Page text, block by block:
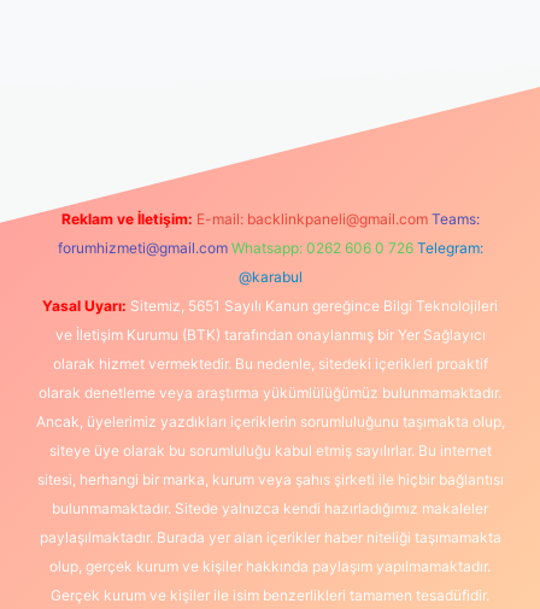
Reklam ve İletişim: E-mail: backlinkpaneli@gmail.com Teams:
forumhizmeti@gmail.com Whatsapp: 0262 606 0 726 Telegram:
@karabul
Yasal Uyarı: Sitemiz, 5651 Sayılı Kanun gereğince Bilgi Teknolojileri
ve İletişim Kurumu (BTK) tarafından onaylanmış bir Yer Sağlayıcı
olarak hizmet vermektedir. Bu nedenle, sitedeki içerikleri proaktif
olarak denetleme veya araştırma yükümlülüğümüz bulunmamaktadır.
Ancak, üyelerimiz yazdıkları içeriklerin sorumluluğunu taşımakta olup,
siteye üye olarak bu sorumluluğu kabul etmiş sayılırlar. Bu internet
sitesi, herhangi bir marka, kurum veya şahıs şirketi ile hiçbir bağlantısı
bulunmamaktadır. Sitede yalnızca kendi hazırladığımız makaleler
paylaşılmaktadır. Burada yer alan içerikler haber niteliği taşımamakta
olup, gerçek kurum ve kişiler hakkında paylaşım yapılmamaktadır.
Gerçek kurum ve kişiler ile isim benzerlikleri tamamen tesadüfidir.